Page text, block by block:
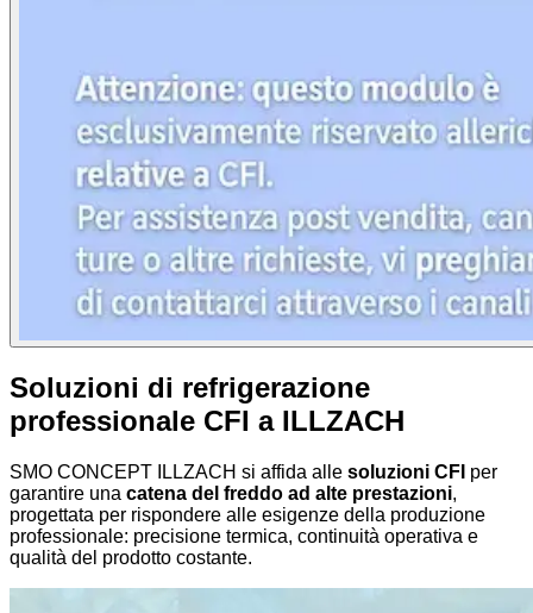
Soluzioni di refrigerazione
professionale CFI a ILLZACH
SMO CONCEPT ILLZACH si affida alle soluzioni CFI per
garantire una catena del freddo ad alte prestazioni,
progettata per rispondere alle esigenze della produzione
professionale: precisione termica, continuità operativa e
qualità del prodotto costante.